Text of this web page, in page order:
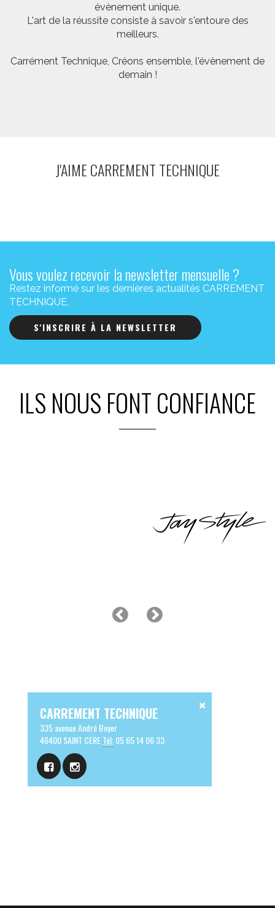
évènement unique.
L'art de la réussite consiste à savoir s'entoure des
meilleurs.
Carrément Technique, Créons ensemble, l'évènement de
demain !
J'AIME CARREMENT TECHNIQUE
Vous voulez recevoir la newsletter mensuelle ?
Restez informé sur les dernières actualités CARREMENT
TECHNIQUE.
S'INSCRIRE À LA NEWSLETTER
ILS NOUS FONT CONFIANCE
CARREMENT TECHNIQUE
335 avenue André Boyer
46400 SAINT CERETél:05 65 14 06 33